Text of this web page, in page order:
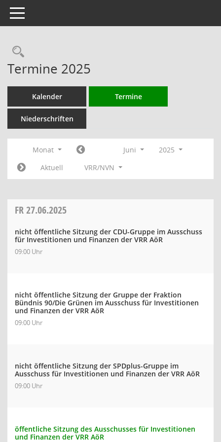
Toggle navigation
Rechercheauswahl
Termine 2025
Kalender Termine
Niederschriften
Monat Juni
2025
Aktuell
VRR/NVN
FR27.06.2025
nicht öffentliche Sitzung der CDU-Gruppe im Ausschuss
für Investitionen und Finanzen der VRR AöR
09:00 Uhr
nicht öffentliche Sitzung der Gruppe der Fraktion
Bündnis 90/Die Grünen im Ausschuss für Investitionen
und Finanzen der VRR AöR
09:00 Uhr
nicht öffentliche Sitzung der SPDplus-Gruppe im
Ausschuss für Investitionen und Finanzen der VRR AöR
09:00 Uhr
öffentliche Sitzung des Ausschusses für Investitionen
und Finanzen der VRR AöR